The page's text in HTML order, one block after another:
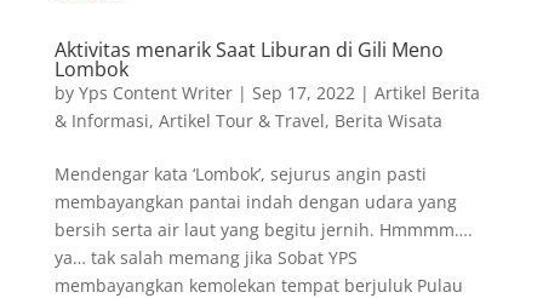
Aktivitas menarik Saat Liburan di Gili Meno
Lombok
by Yps Content Writer| Sep 17, 2022| Artikel Berita
& Informasi, Artikel Tour & Travel, Berita Wisata
Mendengar kata ‘Lombok’, sejurus angin pasti
membayangkan pantai indah dengan udara yang
bersih serta air laut yang begitu jernih. Hmmmm….
ya… tak salah memang jika Sobat YPS
membayangkan kemolekan tempat berjuluk Pulau